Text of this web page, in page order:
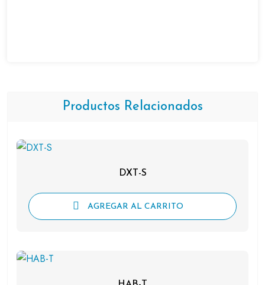
Productos Relacionados
DXT-S
AGREGAR AL CARRITO